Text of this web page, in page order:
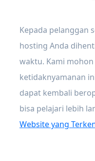
Kepada pelanggan
hosting Anda
waktu. Kami
ketidaknyamanan
dapat kembali
bisa pelajari lebih
Website yang